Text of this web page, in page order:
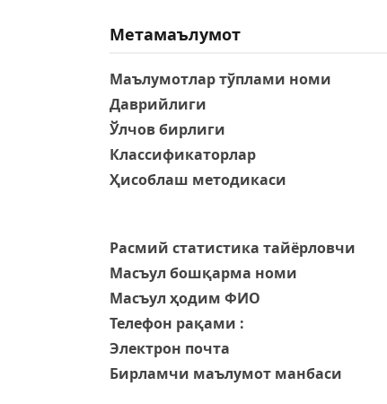
Метамаълумот
Маълумотлар тўплами номи
Даврийлиги
Ўлчов бирлиги
Классификаторлар
Ҳисоблаш методикаси
Расмий статистика тайёрловчи
Масъул бошқарма номи
Масъул ҳодим ФИО
Телефон рақами :
Электрон почта
Бирламчи маълумот манбаси